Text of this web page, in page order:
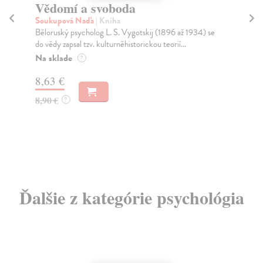
Vědomí a svoboda
Soukupová Naďa| Kniha
Běloruský psycholog L. S. Vygotskij (1896 až 1934) se
do vědy zapsal tzv. kulturněhistorickou teorií...
Na sklade ?
8,63 €
8,90 € ?
Ďalšie z kategórie psychológia